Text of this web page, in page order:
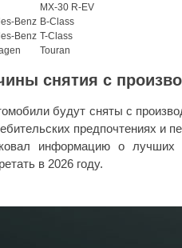
MX-30 R-EV
Benz B-Class
Benz T-Class
Touran
снятия с
будут сняты с
предпочтениях и
информацию о лучших
в 2026 году.